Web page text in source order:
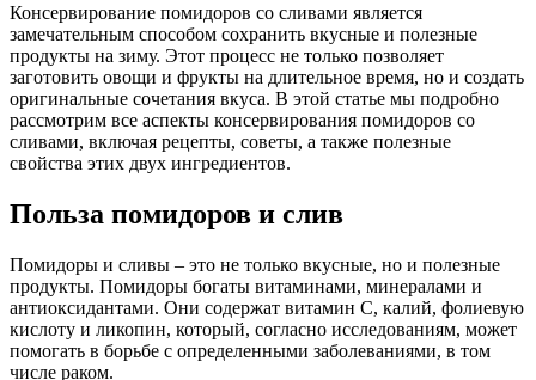
Консервирование помидоров со сливами является
замечательным способом сохранить вкусные и полезные
продукты на зиму. Этот процесс не только позволяет
заготовить овощи и фрукты на длительное время, но и создать
оригинальные сочетания вкуса. В этой статье мы подробно
рассмотрим все аспекты консервирования помидоров со
сливами, включая рецепты, советы, а также полезные
свойства этих двух ингредиентов.
Польза помидоров и слив
Помидоры и сливы – это не только вкусные, но и полезные
продукты. Помидоры богаты витаминами, минералами и
антиоксидантами. Они содержат витамин C, калий, фолиевую
кислоту и ликопин, который, согласно исследованиям, может
помогать в борьбе с определенными заболеваниями, в том
числе раком.